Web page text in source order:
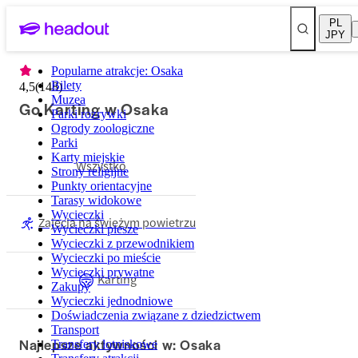
PL
JPY
Popularne atrakcje: Osaka
Bilety
Muzea
Parki rozrywki
Ogrody zoologiczne
Parki
Karty miejskie
Strony religijne
Punkty orientacyjne
Tarasy widokowe
Wycieczki
Wycieczki piesze
Wycieczki z przewodnikiem
Wycieczki po mieście
Wycieczki prywatne
Zakupy
Wycieczki jednodniowe
Doświadczenia związane z dziedzictwem
Transport
Transfery lotniskowe
4,5(148)
Go Karting w Osaka
Wszystko
Zajęcia na świeżym powietrzu
Karting
Najlepsze aktywności w: Osaka